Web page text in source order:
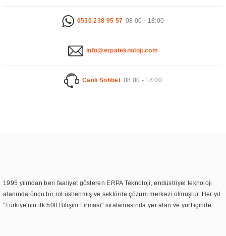
0530 238 95 57 08:00 - 18:00
info@erpateknoloji.com
Canlı Sohbet 08:00 - 18:00
1995 yılından beri faaliyet gösteren ERPA Teknoloji, endüstriyel teknoloji
alanında öncü bir rol üstlenmiş ve sektörde çözüm merkezi olmuştur. Her yıl
"Türkiye'nin ilk 500 Bilişim Firması" sıralamasında yer alan ve yurt içinde